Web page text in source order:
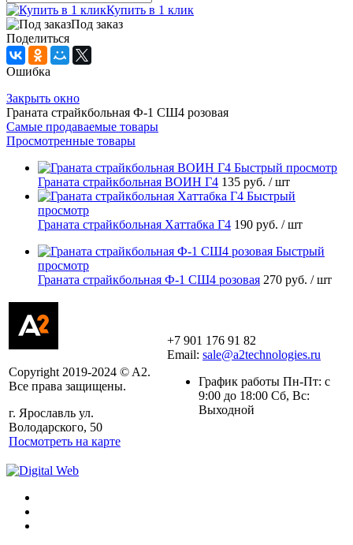
Купить в 1 клик
Под заказ
Поделиться
Ошибка
Закрыть окно
Граната страйкбольная Ф-1 СШ4 розовая
Самые продаваемые товары
Просмотренные товары
Быстрый просмотр
Граната страйкбольная ВОИН Г4 135 руб. / шт
Быстрый
просмотр
Граната страйкбольная Хаттабка Г4 190 руб. / шт
Быстрый
просмотр
Граната страйкбольная Ф-1 СШ4 розовая 270 руб. / шт
Copyright 2019-2024 © A2.
Все права защищены.
г. Ярославль ул.
Володарского, 50
Посмотреть на карте
+7 901 176 91 82
Email: sale@a2technologies.ru
График работы Пн-Пт: с
9:00 до 18:00 Сб, Вс:
Выходной